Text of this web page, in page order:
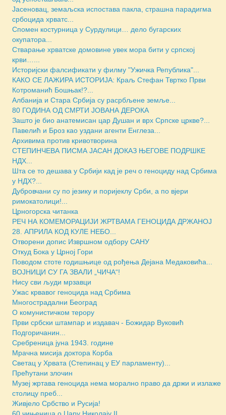
Јасеновац, земаљска испостава пакла, страшна парадигма
србоцида хрватс...
Спомен костурница у Сурдулици… дело бугарских
окупатора...
Стварање хрватске домовине увек мора бити у српској
крви…...
Историјски фалсификати у филму "Ужичка Република"...
КАКО СЕ ЛАЖИРА ИСТОРИЈА: Краљ Стефан Твртко Први
Котроманић Бошњак!?...
Албанија и Стара Србија су расрбљене земље...
80 ГОДИНА ОД СМРТИ ЈОВАНА ДЕРОКА
Зашто је био анатемисан цар Душан и врх Српске цркве?...
Павелић и Броз као уздани агенти Енглеза...
Архивима против кривотворина
СТЕПИНЧЕВА ПИСМА ЈАСАН ДОКАЗ ЊЕГОВЕ ПОДРШКЕ
НДХ...
Шта се то дешава у Србији кад је реч о геноциду над Србима
у НДХ?...
Дубровчани су по језику и поријеклу Срби, а по вјери
римокатолици!...
Црногорска читанка
РЕЧ НА КОМЕМОРАЦИЈИ ЖРТВАМА ГЕНОЦИДА ДРЖАНОЈ
28. АПРИЛА КОД КУЛЕ НЕБО...
Отворени допис Извршном одбору САНУ
Откуд Бока у Црној Гори
Поводом стоте годишњице од рођења Дејана Медаковића...
ВОЈНИЦИ СУ ГА ЗВАЛИ „ЧИЧА“!
Нису сви људи мрзавци
Ужас крвавог геноцида над Србима
Многострадални Београд
О комунистичком терору
Први србски штампар и издавач - Божидар Вуковић
Подгоричанин...
Сребреница јуна 1943. године
Мрачна мисија доктора Корба
Светац у Хрвата (Степинац у ЕУ парламенту)...
Прећутани злочин
Музеј жртава геноцида нема морално право да држи и излаже
столицу преб...
Живјело Србство и Русија!